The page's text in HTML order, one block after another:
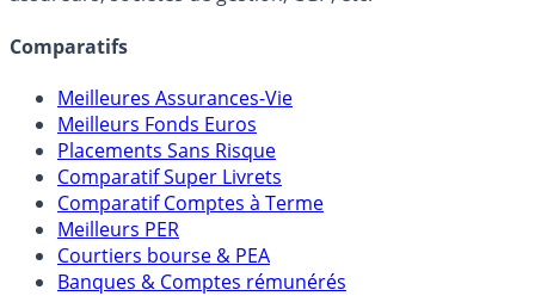
Comparatifs
Meilleures Assurances-Vie
Meilleurs Fonds Euros
Placements Sans Risque
Comparatif Super Livrets
Comparatif Comptes à Terme
Meilleurs PER
Courtiers bourse & PEA
Banques & Comptes rémunérés